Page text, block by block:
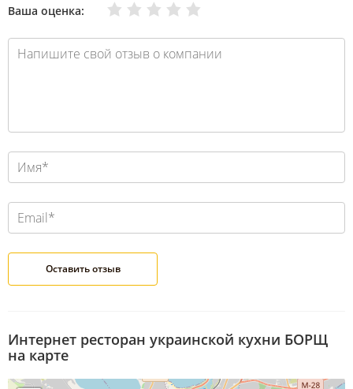
Ваша оценка: Отлично
Хорошо
Нормально
Плохо
Очень плохо
Интернет ресторан украинской кухни БОРЩ
на карте